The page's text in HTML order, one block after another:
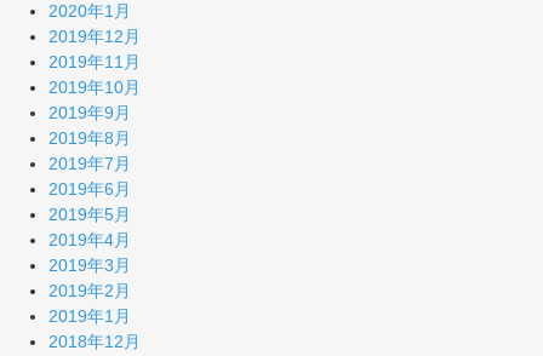
2020年1月
2019年12月
2019年11月
2019年10月
2019年9月
2019年8月
2019年7月
2019年6月
2019年5月
2019年4月
2019年3月
2019年2月
2019年1月
2018年12月